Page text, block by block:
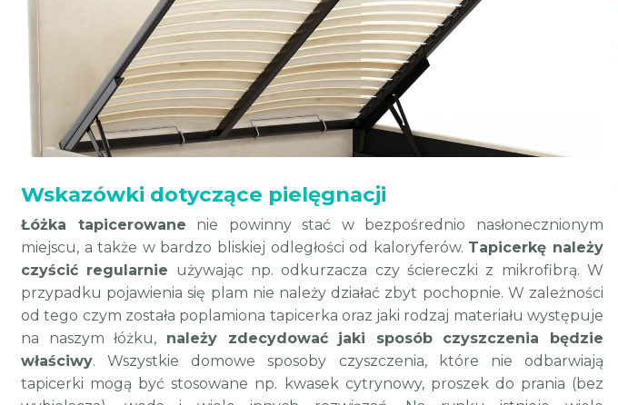
Wskazówki dotyczące pielęgnacji
Łóżka tapicerowane nie powinny stać w bezpośrednio nasłonecznionym
miejscu, a także w bardzo bliskiej odległości od kaloryferów. Tapicerkę należy
czyścić regularnie używając np. odkurzacza czy ściereczki z mikrofibrą. W
przypadku pojawienia się plam nie należy działać zbyt pochopnie. W zależności
od tego czym została poplamiona tapicerka oraz jaki rodzaj materiału występuje
na naszym łóżku, należy zdecydować jaki sposób czyszczenia będzie
właściwy. Wszystkie domowe sposoby czyszczenia, które nie odbarwiają
tapicerki mogą być stosowane np. kwasek cytrynowy, proszek do prania (bez